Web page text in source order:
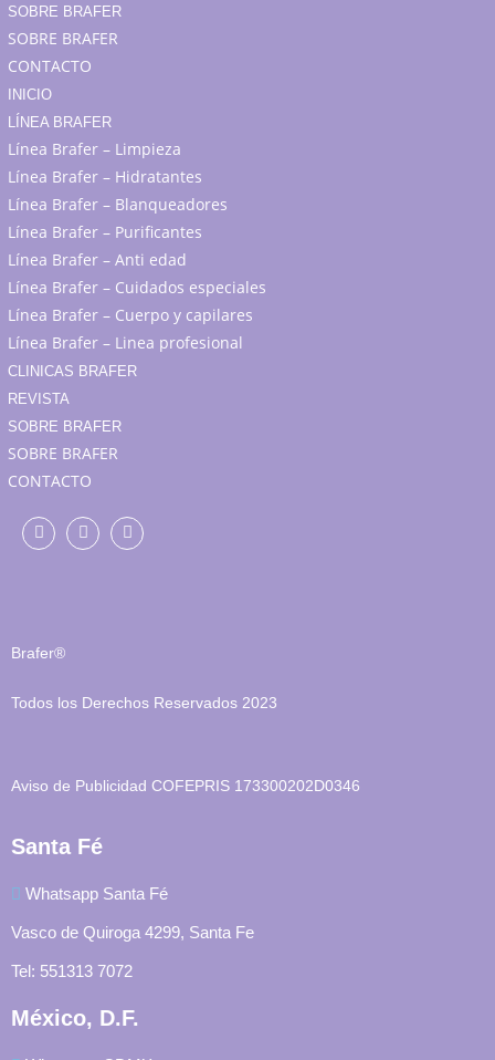
SOBRE BRAFER
SOBRE BRAFER
CONTACTO
INICIO
LÍNEA BRAFER
Línea Brafer – Limpieza
Línea Brafer – Hidratantes
Línea Brafer – Blanqueadores
Línea Brafer – Purificantes
Línea Brafer – Anti edad
Línea Brafer – Cuidados especiales
Línea Brafer – Cuerpo y capilares
Línea Brafer – Linea profesional
CLINICAS BRAFER
REVISTA
SOBRE BRAFER
SOBRE BRAFER
CONTACTO
Brafer®
Todos los Derechos Reservados 2023
Aviso de Publicidad COFEPRIS 173300202D0346
Santa Fé
Whatsapp Santa Fé
Vasco de Quiroga 4299, Santa Fe
Tel: 551313 7072
México, D.F.